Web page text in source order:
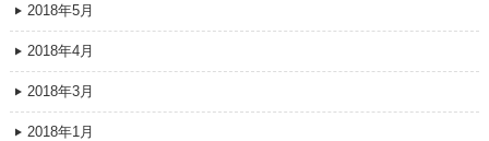
2018年5月
2018年4月
2018年3月
2018年1月